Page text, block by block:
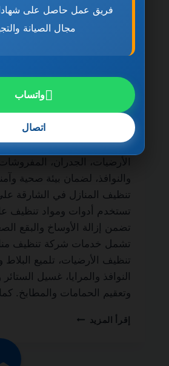
ضمان مدى الحياة
مدى الحياة من أهم الخدمات
أصحاب المنازل والمنازل
نظافة المكان وجودته. فالتنظيف
يقتصر على المظهر الخارجي
الأرضيات، الجدران،
والنوافذ، لضمان بيئة صحية
تنظيف المنازل في الشارقة
تستخدم أدوات ومواد تنظيف
تضمن إزالة الأوساخ والبقع
تشمل خدمات شركة تنظيف
تنظيف الأرضيات، تلميع
النوافذ والمرايا، غسيل
وتعقيم الحمامات والمطابخ.
إقرأ المزيد شركة
فريق عمل حاصل على
مجال الصيانة
واتساب
اتصال